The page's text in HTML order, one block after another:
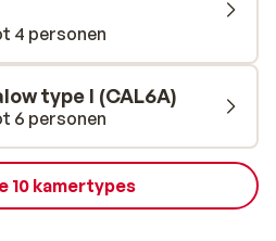
4 personen
type I (CAL6A)
6 personen
10 kamertypes